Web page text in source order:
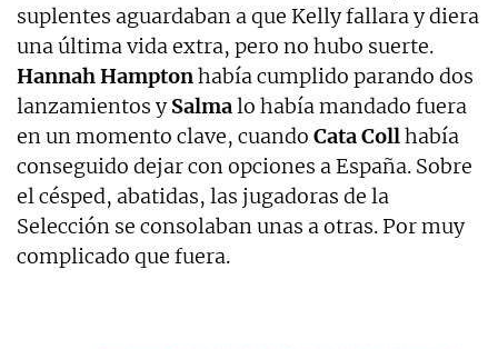
suplentes aguardaban a que Kelly fallara y diera
una última vida extra, pero no hubo suerte.
Hannah Hamptonhabía cumplido parando dos
lanzamientos ySalmalo había mandado fuera
en un momento clave, cuando Cata Collhabía
conseguido dejar con opciones a España. Sobre
el césped, abatidas, las jugadoras de la
Selección se consolaban unas a otras. Por muy
complicado que fuera.